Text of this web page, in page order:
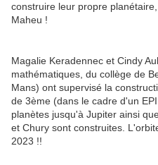
construire leur propre
Maheu !
Magalie Keradennec et Cindy
mathématiques, du collège de
Mans) ont supervisé la
de 3ème (dans le cadre d'un
planètes jusqu'à Jupiter ainsi
et Chury sont construites.
2023 !!